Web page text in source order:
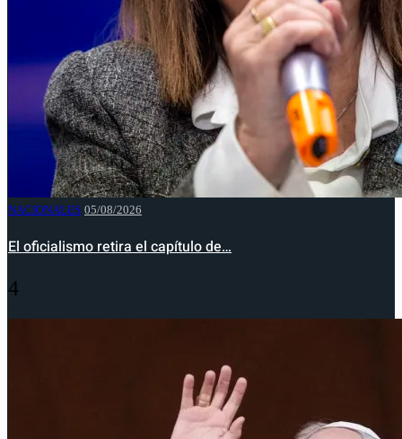
NACIONALES 05/08/2026
El oficialismo retira el capítulo de…
4